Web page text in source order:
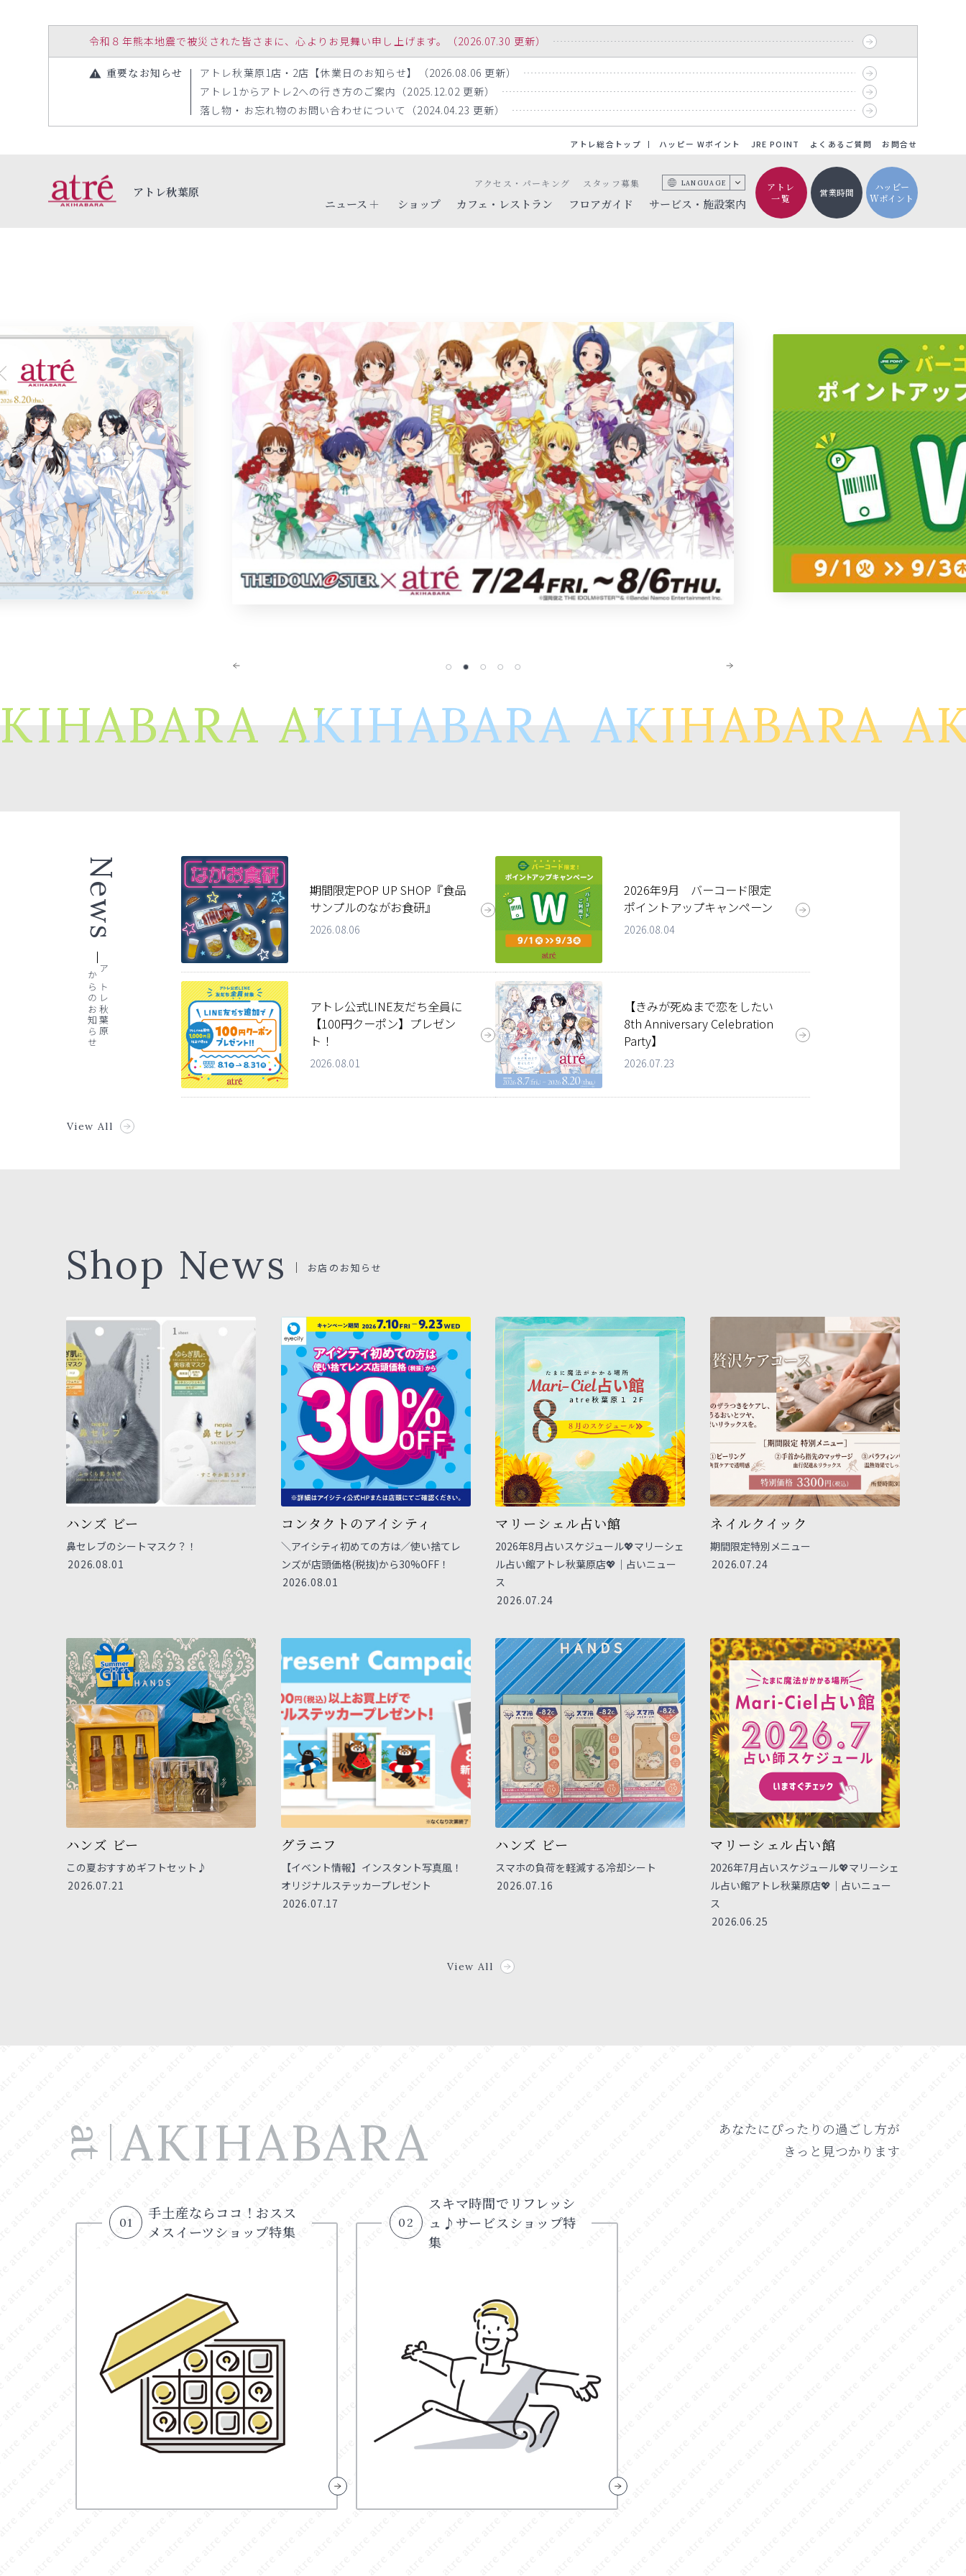
令和８年熊本地震で被災された皆さまに、心よりお見舞い申し上げます。（2026.07.30 更新）
重要なお知らせ
アトレ秋葉原1店・2店【休業日のお知らせ】（2026.08.06 更新）
アトレ1からアトレ2への行き方のご案内（2025.12.02 更新）
落し物・お忘れ物のお問い合わせについて（2024.04.23 更新）
アトレ総合トップ ハッピー Wポイント JRE POINT よくあるご質問 お問合せ
アトレ秋葉原
ニュース
ショップ カフェ・レストラン フロアガイド サービス・施設案内
アクセス・パーキング スタッフ募集 LANGUAGE
アトレ
一覧
営業時間
ハッピー
Wポイント
AKIHABARA AKIHABARA
News
アトレ秋葉原
からのお知らせ
期間限定POP UP SHOP『食品
サンプルのながお食研』
2026.08.06
2026年9月 バーコード限定
ポイントアップキャンペーン
2026.08.04
アトレ公式LINE友だち全員に
【100円クーポン】プレゼン
ト！
2026.08.01
【きみが死ぬまで恋をしたい
8th Anniversary Celebration
Party】
2026.07.23
View All
Shop News お店のお知らせ
ハンズ ビー
鼻セレブのシートマスク？！
2026.08.01
コンタクトのアイシティ
＼アイシティ初めての方は／使い捨てレ
ンズが店頭価格(税抜)から30%OFF！
2026.08.01
マリーシェル占い館
2026年8月占いスケジュール💖マリーシェ
ル占い館アトレ秋葉原店💖｜占いニュー
ス
2026.07.24
ネイルクイック
期間限定特別メニュー
2026.07.24
ハンズ ビー
この夏おすすめギフトセット♪
2026.07.21
グラニフ
【イベント情報】インスタント写真風！
オリジナルステッカープレゼント
2026.07.17
ハンズ ビー
スマホの負荷を軽減する冷却シート
2026.07.16
マリーシェル占い館
2026年7月占いスケジュール💖マリーシェ
ル占い館アトレ秋葉原店💖｜占いニュー
ス
2026.06.25
View All
at AKIHABARA
あなたにぴったりの過ごし方が
きっと見つかります
01
手土産ならココ！おスス
メスイーツショップ特集
02
スキマ時間でリフレッシ
ュ♪サービスショップ特
集